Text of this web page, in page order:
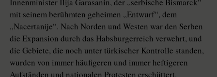
Innenminister Ilija Garasanin, der „serbische Bismarck“
mit seinem berühmten geheimen „Entwurf“, dem
„Nacertanije“. Nach Norden und Westen war den Serben
die Expansion durch das Habsburgerreich verwehrt, und
die Gebiete, die noch unter türkischer Kontrolle standen,
wurden von immer häufigeren und immer heftigeren
Aufständen und nationalen Protesten erschüttert.